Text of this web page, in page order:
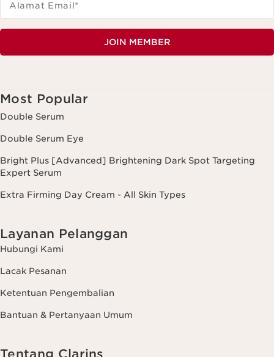
Alamat Email*
JOIN MEMBER
Most Popular
Double Serum
Double Serum Eye
Bright Plus [Advanced] Brightening Dark Spot Targeting
Expert Serum
Extra Firming Day Cream - All Skin Types
Layanan Pelanggan
Hubungi Kami
Lacak Pesanan
Ketentuan Pengembalian
Bantuan & Pertanyaan Umum
Tentang Clarins